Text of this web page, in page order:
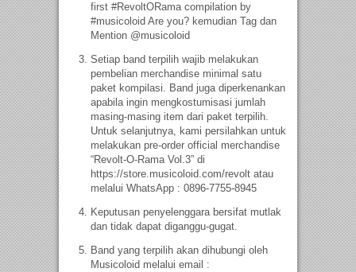
first #RevoltORama compilation by
#musicoloid Are you? kemudian Tag dan
Mention @musicoloid
Setiap band terpilih wajib melakukan
pembelian merchandise minimal satu
paket kompilasi. Band juga diperkenankan
apabila ingin mengkostumisasi jumlah
masing-masing item dari paket terpilih.
Untuk selanjutnya, kami persilahkan untuk
melakukan pre-order official merchandise
“Revolt-O-Rama Vol.3” di
https://store.musicoloid.com/revolt atau
melalui WhatsApp : 0896-7755-8945
Keputusan penyelenggara bersifat mutlak
dan tidak dapat diganggu-gugat.
Band yang terpilih akan dihubungi oleh
Musicoloid melalui email :